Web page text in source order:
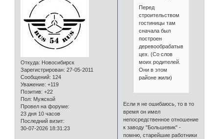
Откуда: Новосибирск
Зарегистрирован: 27-05-2011
Сообщений: 124
Уважение: +119
Позитив: +22
Пол: Мужской
Провел на форуме:
23 дня 10 часов
Последний визит:
30-07-2026 18:31:23
Перед
строительством
гостиницы там
сначала был
построен
деревообрабатывающий
цех. (Со слов
моих родителей.
Они в этом
районе жили)
Если я не ошибаюсь, то в то
время он имел
непосредственное отношение
к заводу "Большевик" -
помню, старейшие работники